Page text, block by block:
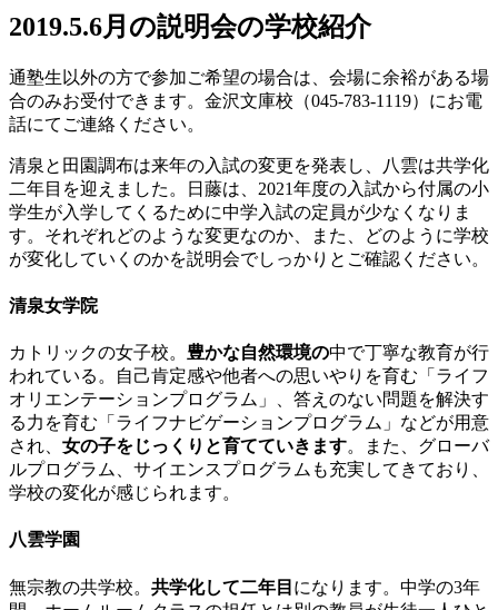
2019.5.6月の説明会の学校紹介
通塾生以外の方で参加ご希望の場合は、会場に余裕がある場
合のみお受付できます。金沢文庫校（045-783-1119）にお電
話にてご連絡ください。
清泉と田園調布は来年の入試の変更を発表し、八雲は共学化
二年目を迎えました。日藤は、2021年度の入試から付属の小
学生が入学してくるために中学入試の定員が少なくなりま
す。それぞれどのような変更なのか、また、どのように学校
が変化していくのかを説明会でしっかりとご確認ください。
清泉女学院
カトリックの女子校。 豊かな自然環境の中で丁寧な教育が行
われている。自己肯定感や他者への思いやりを育む「ライフ
オリエンテーションプログラム」、答えのない問題を解決す
る力を育む「ライフナビゲーションプログラム」などが用意
され、 女の子をじっくりと育てていきます。また、グローバ
ルプログラム、サイエンスプログラムも充実してきており、
学校の変化が感じられます。
八雲学園
無宗教の共学校。 共学化して二年目 になります。中学の3年